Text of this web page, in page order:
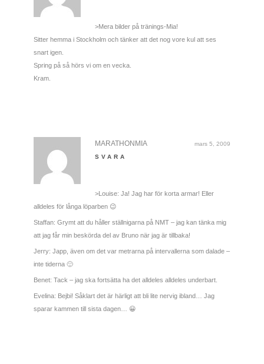
>Mera bilder på tränings-Mia!
Sitter hemma i Stockholm och tänker att det nog vore kul att ses
snart igen.
Spring på så hörs vi om en vecka.
Kram.
mars 5, 2009
MARATHONMIA
SVARA
>Louise: Ja! Jag har för korta armar! Eller
alldeles för långa löparben 😉
Staffan: Grymt att du håller ställnigarna på NMT – jag kan tänka mig
att jag får min beskörda del av Bruno när jag är tillbaka!
Jerry: Japp, även om det var metrarna på intervallerna som dalade –
inte tiderna 🙂
Benet: Tack – jag ska fortsätta ha det alldeles alldeles underbart.
Evelina: Bejbi! Såklart det är härligt att bli lite nervig ibland… Jag
sparar kammen till sista dagen… 😀